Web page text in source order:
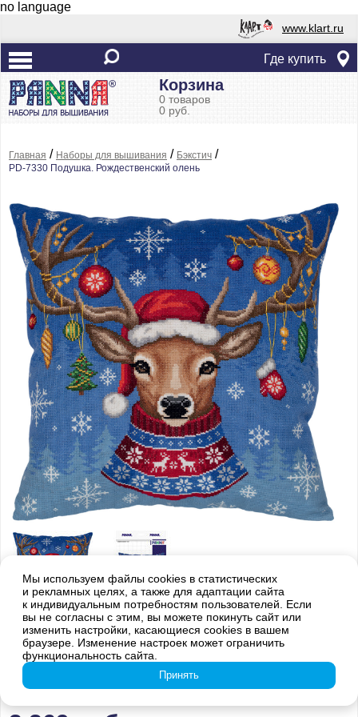
no language
www.klart.ru
Где купить
Корзина
0 товаров
0 руб.
Главная / Наборы для вышивания / Бэкстич /
PD-7330 Подушка. Рождественский олень
Внимание! Оттенки цветов готовой вышивки могут отличаться от
изображения на обложке из-за погрешностей цветопередачи
PD-7330 Подушка. Рождественский
олень
Мы используем файлы cookies в статистических
и рекламных целях, а также для адаптации сайта
к индивидуальным потребностям пользователей. Если
вы не согласны с этим, вы можете покинуть сайт или
изменить настройки, касающиеся cookies в вашем
браузере. Изменение настроек может ограничить
функциональность сайта.
Принять